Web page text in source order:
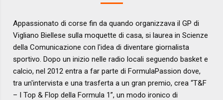
Appassionato di corse fin da quando organizzava il GP di
Vigliano Biellese sulla moquette di casa, si laurea in Scienze
della Comunicazione con l'idea di diventare giornalista
sportivo. Dopo un inizio nelle radio locali seguendo basket e
calcio, nel 2012 entra a far parte di FormulaPassion dove,
tra un'intervista e una trasferta a un gran premio, crea “T&F
– I Top & Flop della Formula 1”, un modo ironico di